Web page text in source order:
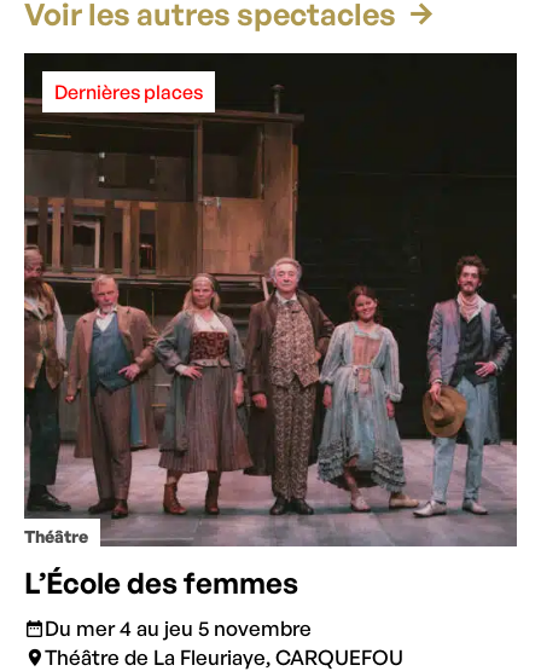
Voir les autres spectacles
Théâtre
Dernières places
L’École des femmes
Du mer 4 au jeu 5 novembre
Théâtre de La Fleuriaye, CARQUEFOU